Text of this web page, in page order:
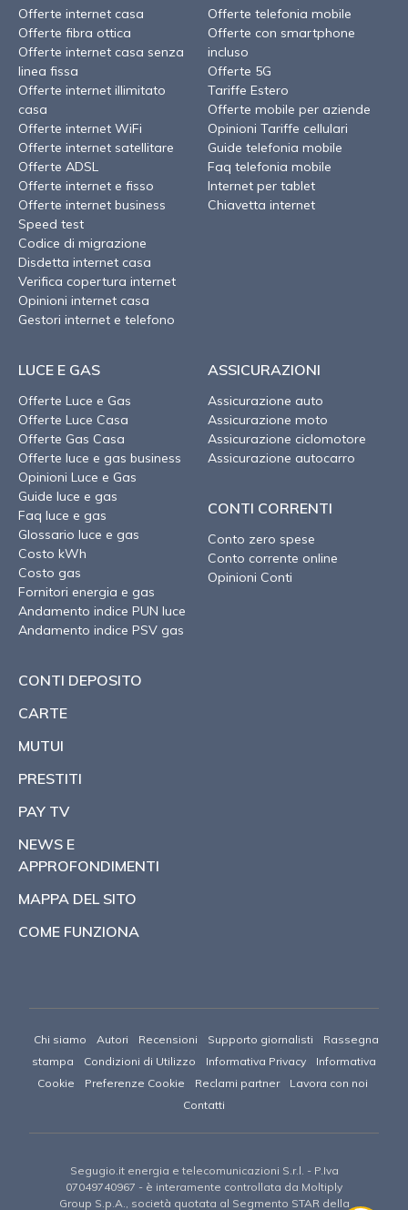
Offerte internet casa
Offerte fibra ottica
Offerte internet casa senza
linea fissa
Offerte internet illimitato
casa
Offerte internet WiFi
Offerte internet satellitare
Offerte ADSL
Offerte internet e fisso
Offerte internet business
Speed test
Codice di migrazione
Disdetta internet casa
Verifica copertura internet
Opinioni internet casa
Gestori internet e telefono
Offerte telefonia mobile
Offerte con smartphone
incluso
Offerte 5G
Tariffe Estero
Offerte mobile per aziende
Opinioni Tariffe cellulari
Guide telefonia mobile
Faq telefonia mobile
Internet per tablet
Chiavetta internet
LUCE E GAS
Offerte Luce e Gas
Offerte Luce Casa
Offerte Gas Casa
Offerte luce e gas business
Opinioni Luce e Gas
Guide luce e gas
Faq luce e gas
Glossario luce e gas
Costo kWh
Costo gas
Fornitori energia e gas
Andamento indice PUN luce
Andamento indice PSV gas
ASSICURAZIONI
Assicurazione auto
Assicurazione moto
Assicurazione ciclomotore
Assicurazione autocarro
CONTI CORRENTI
Conto zero spese
Conto corrente online
Opinioni Conti
CONTI DEPOSITO
CARTE
MUTUI
PRESTITI
PAY TV
NEWS E
APPROFONDIMENTI
MAPPA DEL SITO
COME FUNZIONA
Chi siamo Autori Recensioni Supporto giornalisti
Rassegna
stampa
Condizioni di Utilizzo Informativa Privacy
Informativa
Cookie
Preferenze Cookie Reclami partner
Lavora con noi
Contatti
Segugio.it energia e telecomunicazioni S.r.l. - P.Iva
07049740967 - è interamente controllata da Moltiply
Group S.p.A., società quotata al Segmento STAR della